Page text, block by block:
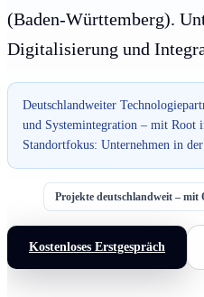
(Baden-Württemberg).
Digitalisierung und
Deutschlandweiter
und Systemintegration – mit Root
Standortfokus: Unternehmen in
Projekte deutschlandweit –
Kostenloses Erstgespräch